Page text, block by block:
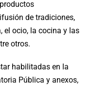
de tradiciones,
el ocio, la cocina y las
otros.
habilitadas en la
Pública y anexos,